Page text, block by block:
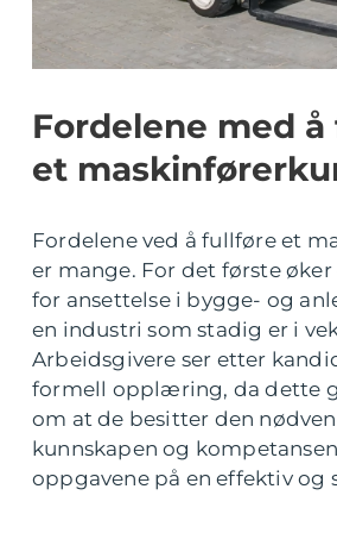
Fordelene med
et
Fordelene ved å fullføre et
er mange. For det første øker
for ansettelse i bygge- og
en industri som stadig er i
Arbeidsgivere ser etter
formell opplæring, da dette
om at de besitter den
kunnskapen og
oppgavene på en effektiv og